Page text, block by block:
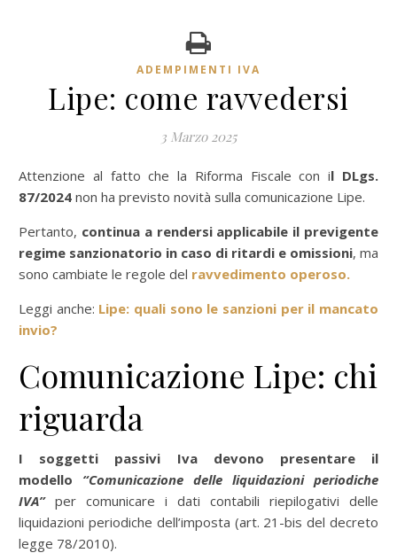
ADEMPIMENTI IVA
Lipe: come ravvedersi
3 Marzo 2025
Attenzione al fatto che la Riforma Fiscale con il DLgs.
87/2024 non ha previsto novità sulla comunicazione Lipe.
Pertanto, continua a rendersi applicabile il previgente
regime sanzionatorio in caso di ritardi e omissioni, ma
sono cambiate le regole del ravvedimento operoso.
Leggi anche: Lipe: quali sono le sanzioni per il mancato
invio?
Comunicazione Lipe: chi
riguarda
I soggetti passivi Ivadevono presentare il
modello “Comunicazione delle liquidazioni periodiche
IVA” per comunicare i dati contabili riepilogativi delle
liquidazioni periodiche dell’imposta (art. 21-bis del decreto
legge 78/2010).